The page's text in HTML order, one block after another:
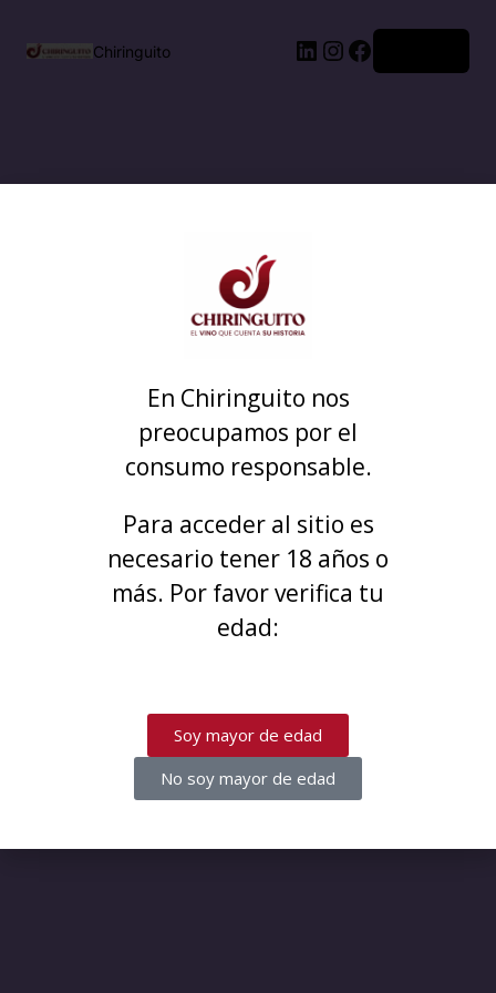
Chiringuito
¡Disculpa este desastre! Estamos
trabajando en algo increíble,
¡vuelve pronto!
En Chiringuito nos
preocupamos por el
consumo responsable.
Para acceder al sitio es
necesario tener 18 años o
más. Por favor verifica tu
edad:
Soy mayor de edad
No soy mayor de edad